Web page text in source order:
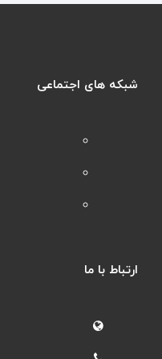
شبکه های اجتماعی
ارتباط با ما